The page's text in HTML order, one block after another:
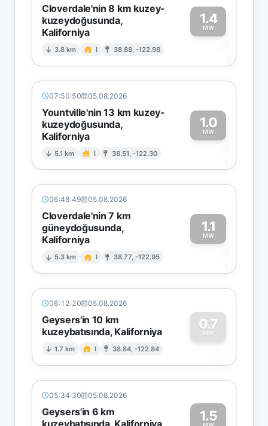
Cloverdale'nin 8 km kuzey-
kuzeydoğusunda,
Kaliforniya
3.8 km I 38.88, -122.98
1.4
MW
1
07:50:50 05.08.2026
Yountville'nin 13 km kuzey-
kuzeydoğusunda,
Kaliforniya
5.1 km I 38.51, -122.30
1.0
MW
1
06:48:49 05.08.2026
Cloverdale'nin 7 km
güneydoğusunda,
Kaliforniya
5.3 km I 38.77, -122.95
1.1
MW
1
06:12:20 05.08.2026
Geysers'in 10 km
kuzeybatısında, Kaliforniya
1.7 km I 38.84, -122.84
0.7
MW
0
05:34:30 05.08.2026
Geysers'in 6 km
kuzeybatısında, Kaliforniya
1.5